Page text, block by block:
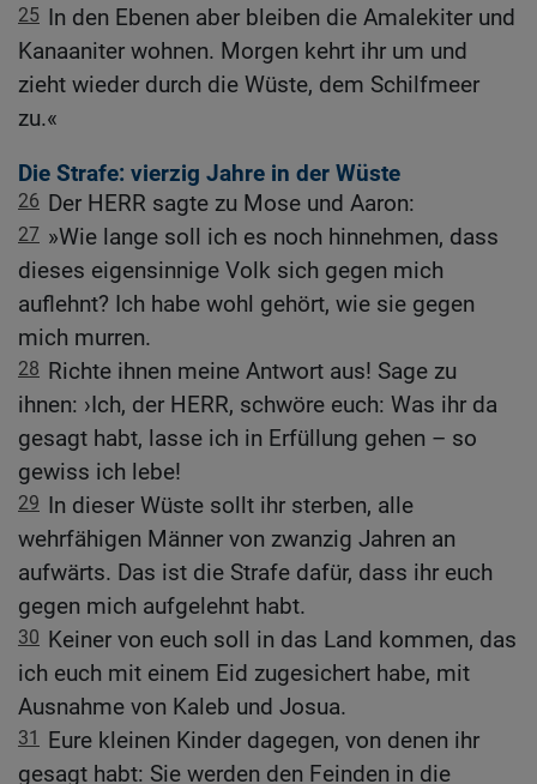
25 In den Ebenen aber bleiben die Amalekiter und
Kanaaniter wohnen. Morgen kehrt ihr um und
zieht wieder durch die Wüste, dem Schilfmeer
zu.«
Die Strafe: vierzig Jahre in der Wüste
26 Der HERR sagte zu Mose und Aaron:
27 »Wie lange soll ich es noch hinnehmen, dass
dieses eigensinnige Volk sich gegen mich
auflehnt? Ich habe wohl gehört, wie sie gegen
mich murren.
28 Richte ihnen meine Antwort aus! Sage zu
ihnen: ›Ich, der HERR, schwöre euch: Was ihr da
gesagt habt, lasse ich in Erfüllung gehen – so
gewiss ich lebe!
29 In dieser Wüste sollt ihr sterben, alle
wehrfähigen Männer von zwanzig Jahren an
aufwärts. Das ist die Strafe dafür, dass ihr euch
gegen mich aufgelehnt habt.
30 Keiner von euch soll in das Land kommen, das
ich euch mit einem Eid zugesichert habe, mit
Ausnahme von Kaleb und Josua.
31 Eure kleinen Kinder dagegen, von denen ihr
gesagt habt: Sie werden den Feinden in die